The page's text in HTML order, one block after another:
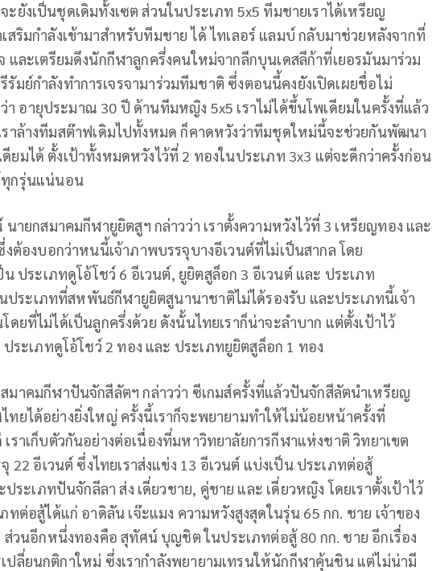
ยังเป็นชุดเดิมทั้งเซต ส่วนในประเภท 5x5 ทีมชายเราได้เหรียญ
สริมกำลังเข้ามาสำหรับทีมชาย ได้ ไทเลอร์ แลมบ์ กลับมาช่วยหลังจากที่
และเตรียมดึงนักกีฬาลูกครึ่งคนใหม่จากลีกบุนเดสลีก้าที่เยอรมันมาร่วม
มย์กำลังทำการเจรจามาร่วมทีมชาติ ซึ่งตอนนี้คงยังเปิดเผยชื่อไม่
า อายุประมาณ 30 ปี ด้านทีมหญิง 5x5 เราไม่ได้ขึ้นโพเดียมในครั้งที่แล้ว
ราล้างทีมสต๊าฟเดิมไปทั้งหมด ก็คาดหวังว่าทีมชุดใหม่นี้จะช่วยกันพัฒนา
ยมได้ ตั้งเป้าทั้งหมดหวังไว้ที่ 2 ทองในประเภท 3x3 แต่จะดีกว่าครั้งก่อน
กรุ่นแน่นอน
นายกสมาคมกีฬายูยิตสูฯ กล่าวว่า เราตั้งความหวังไว้ที่ 3 เหรียญทอง และ
งต้องบอกว่าหนนี้เจ้าภาพบรรจุบางอีเวนต์ที่ไม่เป็นสากล โดย
น ประเภทดูโอ้โชว์ 6 อีเวนต์, ยูยิตสูล็อก 3 อีเวนต์ และ ประเภท
ประเภทที่สหพันธ์กีฬายูยิตสูนานาชาติไม่ได้รองรับ และประเภทนี้เจ้า
ดยที่ไม่ได้เป็นลูกครึ่งด้วย ดังนั้นไทยเราก็น่าจะลำบาก แต่ตั้งเป้าไว้
ประเภทดูโอ้โชว 2 ทอง และ ประเภทยูยิตสูล็อก 1 ทอง
มาคมกีฬาปันจักสีลัตฯ กล่าวว่า ซีเกมส์ครั้งที่แล้วปันจักสีลัตนำเหรียญ
ทยได้อย่างยิ่งใหญ่ ครั้งนี้เราก็จะพยายามทำให้ไม่น้อยหน้าครั้งที่
เราเก็บตัวกันอย่างต่อเนื่องที่มหาวิทยาลัยการกีฬาแห่งชาติ วิทยาเขต
22 อีเวนต์ ซึ่งไทยเราส่งแข่ง 13 อีเวนต์ แบ่งเป็น ประเภทต่อสู้
ประเภทปันจักลีลา ส่ง เดี่ยวชาย, คู่ชาย และ เดี่ยวหญิง โดยเราตั้งเป้าไว้
ทต่อสู้ได้แก่ อาดิลัน เจ๊ะแมง ความหวังสูงสุดในรุ่น 65 กก. ชาย เจ้าของ
ส่วนอีกหนึ่งทองคือ สุทัศน์ บุญชิต ในประเภทต่อสู้ 80 กก. ชาย อีกเรื่อง
ปลี่ยนกติกาใหม่ ซึ่งเรากำลังพยายามเทรนให้นักกีฬาคุ้นชิน แต่ไม่น่ามี